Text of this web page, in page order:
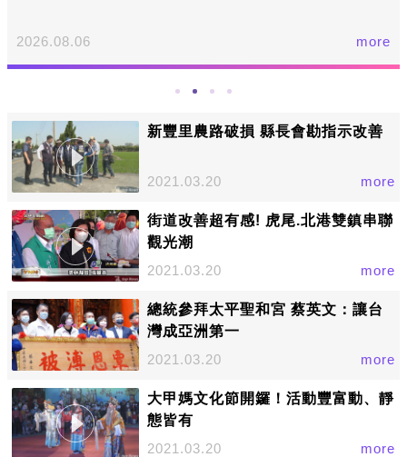
2026.08.06 more
新豐里農路破損 縣長會勘指示改善
2021.03.20 more
街道改善超有感! 虎尾.北港雙鎮串聯
觀光潮
2021.03.20
more
總統參拜太平聖和宮 蔡英文：讓台
灣成亞洲第一
2021.03.20
more
大甲媽文化節開鑼！活動豐富動、靜
態皆有
2021.03.20
more